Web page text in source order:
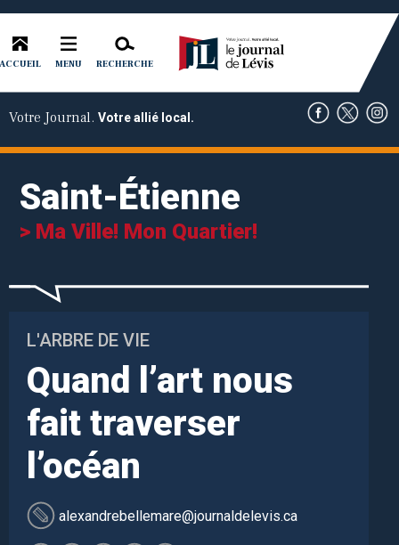
ACCUEIL MENU RECHERCHE
Votre Journal. Votre allié local.
Saint-Étienne
> Ma Ville! Mon Quartier!
L'ARBRE DE VIE
Quand l’art nous
fait traverser
l’océan
alexandrebellemare@journaldelevis.ca